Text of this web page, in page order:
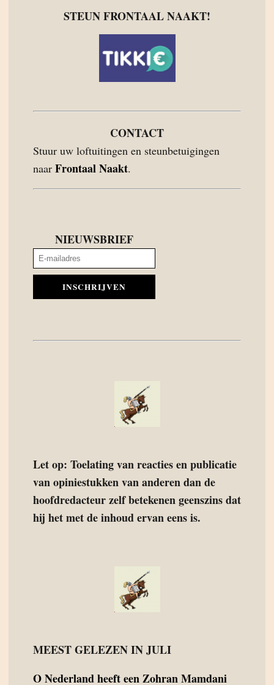
STEUN FRONTAAL NAAKT!
CONTACT
Stuur uw loftuitingen en steunbetuigingen
naar Frontaal Naakt.
NIEUWSBRIEF
INSCHRIJVEN
Let op: Toelating van reacties en publicatie
van opiniestukken van anderen dan de
hoofdredacteur zelf betekenen geenszins dat
hij het met de inhoud ervan eens is.
MEEST GELEZEN IN JULI
ONederland heeft een Zohran Mamdani